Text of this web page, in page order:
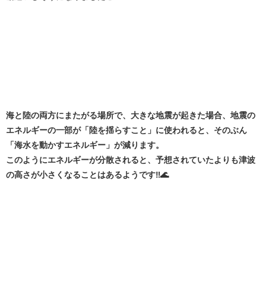
海と陸の両方にまたがる場所で、大きな地震が起きた場合、地震の
エネルギーの一部が「陸を揺らすこと」に使われると、そのぶん
「海水を動かすエネルギー」が減ります。
このようにエネルギーが分散されると、予想されていたよりも津波
の高さが小さくなることはあるようです‼️🌊